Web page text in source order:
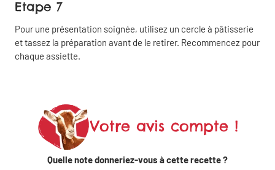
Partager
sur
sur X
Partager sur
Etape 7
Pour une présentation soignée, utilisez un cercle à pâtisserie
et tassez la préparation avant de le retirer. Recommencez pour
chaque assiette.
Votre avis compte !
Quelle note donneriez-vous à cette recette ?